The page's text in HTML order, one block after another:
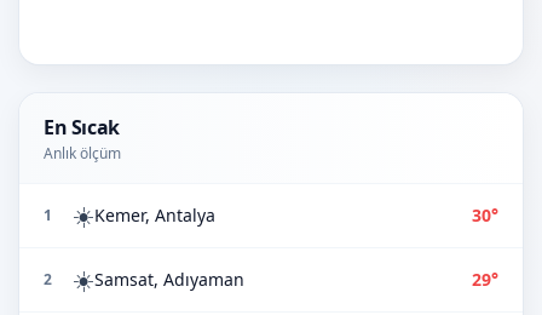
En Sıcak
Anlık ölçüm
1 ☀️Kemer, Antalya 30°
2 ☀️Samsat, Adıyaman 29°